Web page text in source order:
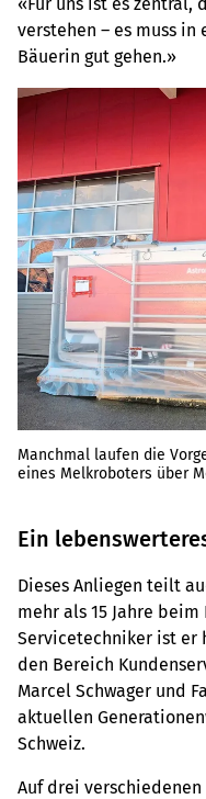
verstehen – es muss
Bäuerin gut gehen.»
Manchmal laufen die
eines Melkroboters über
Ein
Dieses Anliegen teilt
mehr als 15 Jahre
Servicetechniker ist er
den Bereich
Marcel Schwager und
aktuellen
Schweiz.
Auf drei